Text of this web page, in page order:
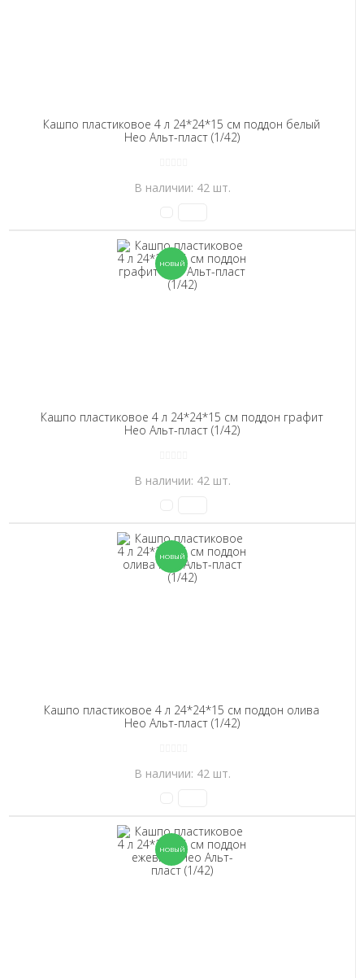
Кашпо пластиковое 4 л 24*24*15 см поддон белый
Нео Альт-пласт (1/42)
В наличии: 42 шт.
Кашпо пластиковое 4 л 24*24*15 см поддон графит
Нео Альт-пласт (1/42)
В наличии: 42 шт.
Кашпо пластиковое 4 л 24*24*15 см поддон олива
Нео Альт-пласт (1/42)
В наличии: 42 шт.